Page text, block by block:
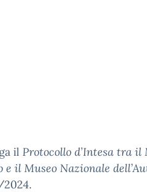
il Protocollo d’Intesa tra
il Museo Nazionale